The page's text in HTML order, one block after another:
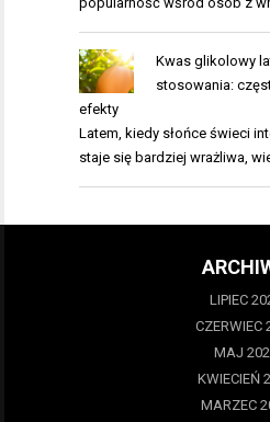
Kwas glikolowy
stosowania:
efekty
Latem, kiedy słońce świeci
staje się bardziej wrażliwa,
LIPIEC
CZERWIEC
MAJ
KWIECIEŃ
MARZEC